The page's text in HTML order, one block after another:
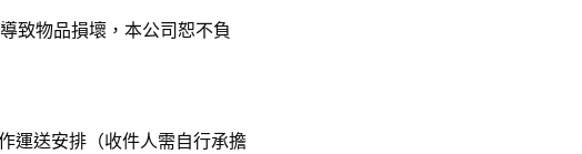
致物品損壞，本公司恕不負
運送安排（收件人需自行承擔